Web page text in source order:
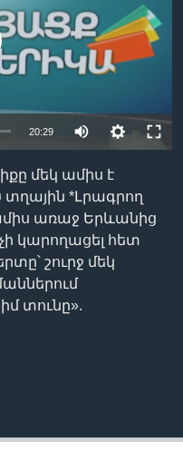
available
20:29
մեկ ամիս է
տղային *Լրագրող
առաջ Երևանից
կարողացել հետ
շուրջ մեկ
տունը».